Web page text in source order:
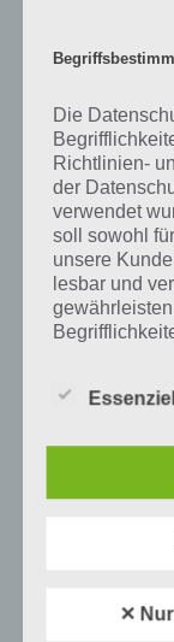
Auf
Tweet auf
Mehr
Die
Richtlinien-
der
verwendet
soll sowohl
unsere
lesbar und
unter
✕